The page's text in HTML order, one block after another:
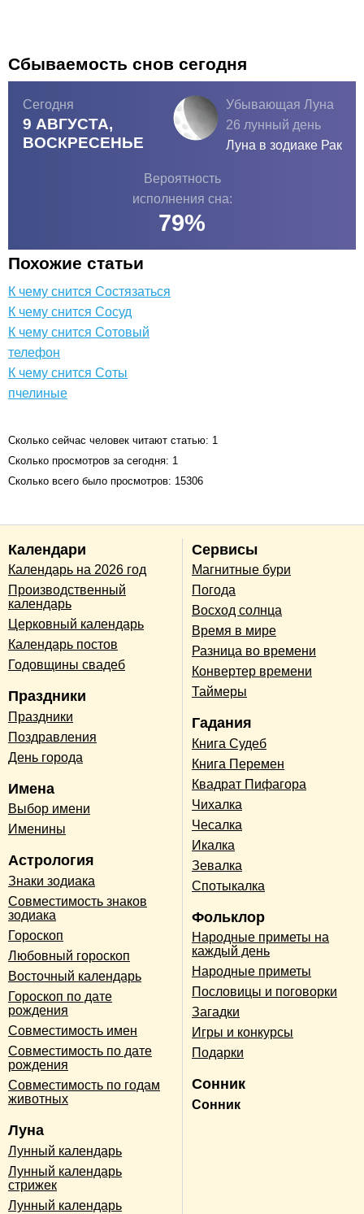
Сбываемость снов сегодня
Сегодня
9 АВГУСТА,
ВОСКРЕСЕНЬЕ
Убывающая Луна
26 лунный день
Луна в зодиаке Рак
Вероятность
исполнения сна:
79%
Похожие статьи
К чему снится Состязаться
К чему снится Сосуд
К чему снится Сотовый
телефон
К чему снится Соты
пчелиные
Сколько сейчас человек читают статью: 1
Сколько просмотров за сегодня: 1
Сколько всего было просмотров: 15306
Календари
Календарь на 2026 год
Производственный
календарь
Церковный календарь
Календарь постов
Годовщины свадеб
Праздники
Праздники
Поздравления
День города
Имена
Выбор имени
Именины
Астрология
Знаки зодиака
Совместимость знаков
зодиака
Гороскоп
Любовный гороскоп
Восточный календарь
Гороскоп по дате
рождения
Совместимость имен
Совместимость по дате
рождения
Совместимость по годам
животных
Луна
Лунный календарь
Лунный календарь
стрижек
Лунный календарь
Сервисы
Магнитные бури
Погода
Восход солнца
Время в мире
Разница во времени
Конвертер времени
Таймеры
Гадания
Книга Судеб
Книга Перемен
Квадрат Пифагора
Чихалка
Чесалка
Икалка
Зевалка
Спотыкалка
Фольклор
Народные приметы на
каждый день
Народные приметы
Пословицы и поговорки
Загадки
Игры и конкурсы
Подарки
Сонник
Сонник